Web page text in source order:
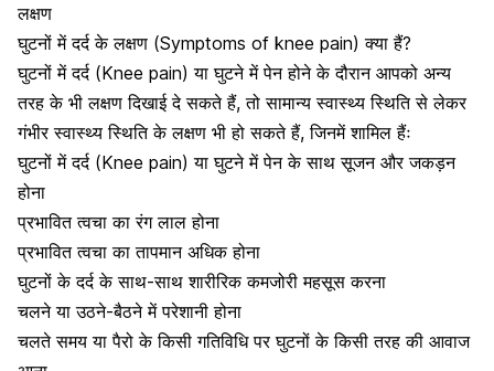
लक्षण
घुटनों में दर्द के लक्षण (Symptoms of knee pain) क्या हैं?
घुटनों में दर्द (Knee pain) या घुटने में पेन होने के दौरान आपको अन्य
तरह के भी लक्षण दिखाई दे सकते हैं, तो सामान्य स्वास्थ्य स्थिति से लेकर
गंभीर स्वास्थ्य स्थिति के लक्षण भी हो सकते हैं, जिनमें शामिल हैंः
घुटनों में दर्द (Knee pain) या घुटने में पेन के साथ सूजन और जकड़न
होना
प्रभावितत्वचा का रंग लाल होना
प्रभावितत्वचा का तापमान अधिकहोना
घुटनों के दर्द के साथ-साथ शारीरिक कमजोरी महसूस करना
चलने या उठने-बैठने में परेशानी होना
चलते समय या पैरो के किसी गतिविधि पर घुटनों के किसी तरह की आवाज